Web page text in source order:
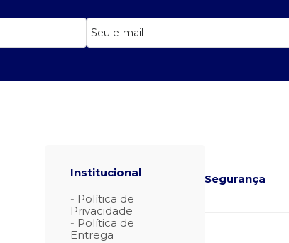
Institucional
Política de
Privacidade
Política de
Entrega
Segurança